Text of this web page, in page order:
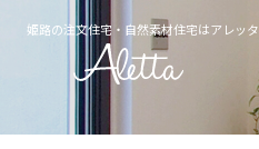
姫路の注文住宅・ 自然素材住宅はアレッタ